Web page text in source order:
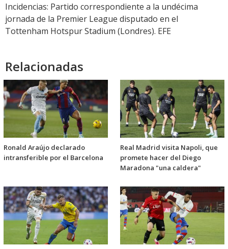
Incidencias: Partido correspondiente a la undécima
jornada de la Premier League disputado en el
Tottenham Hotspur Stadium (Londres). EFE
Relacionadas
Ronald Araújo declarado
intransferible por el Barcelona
Real Madrid visita Napoli, que
promete hacer del Diego
Maradona "una caldera"